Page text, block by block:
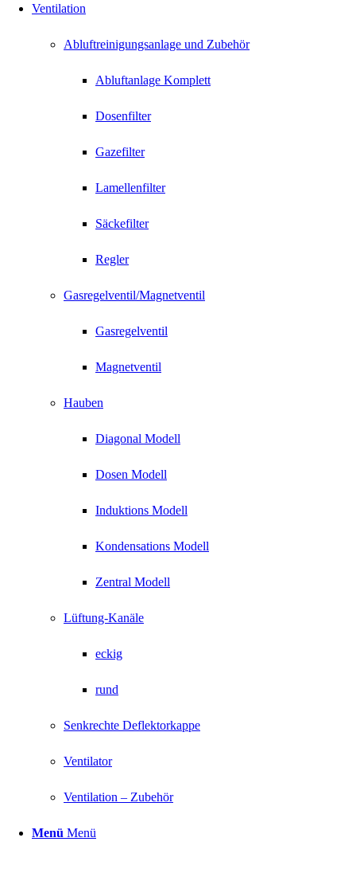
Ventilation
Abluftreinigungsanlage und Zubehör
Abluftanlage Komplett
Dosenfilter
Gazefilter
Lamellenfilter
Säckefilter
Regler
Gasregelventil/Magnetventil
Gasregelventil
Magnetventil
Hauben
Diagonal Modell
Dosen Modell
Induktions Modell
Kondensations Modell
Zentral Modell
Lüftung-Kanäle
eckig
rund
Senkrechte Deflektorkappe
Ventilator
Ventilation – Zubehör
Menü Menü